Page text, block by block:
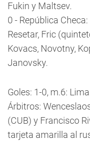
Fukin y Maltsev.
0 - República
Resetar, Fric
Kovacs, Novotny,
Janovsky.
Goles: 1-0, m.6:
Árbitros:
(CUB) y Francisco
tarjeta amarilla al